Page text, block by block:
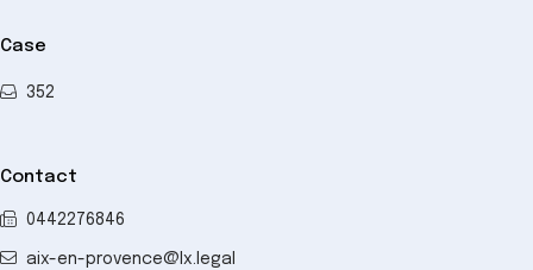
Case
352
Contact
0442276846
aix-en-provence@lx.legal